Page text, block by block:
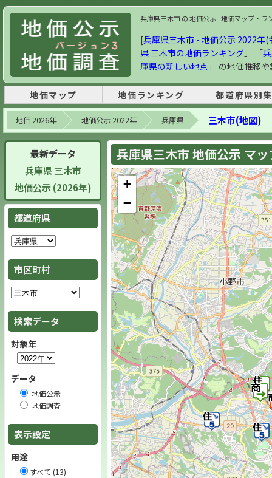
兵庫県三木市 の 地価公示 - 地価マップ・ラ
[兵庫県三木市 - 地価公示 2022年(
県 三木市の地価ランキング 」 「
庫県の新しい地点 」 の地価推移
地価マップ 地価ランキング 都道府県別
地価 2026年 地価公示 2022年 兵庫県 三木市(地図)
最新データ
兵庫県 三木市
地価公示 (2026年)
都道府県
市区町村
検索データ
対象年
データ
地価公示
地価調査
表示設定
用途
すべて (13)
兵庫県三木市 地価公示 マ
+
−